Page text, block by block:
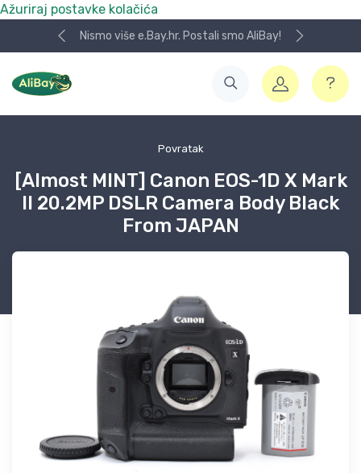
Ažuriraj postavke kolačića
Nismo više e.Bay.hr. Postali smo AliBay!
Povratak
[Almost MINT] Canon EOS-1D X Mark
II 20.2MP DSLR Camera Body Black
From JAPAN